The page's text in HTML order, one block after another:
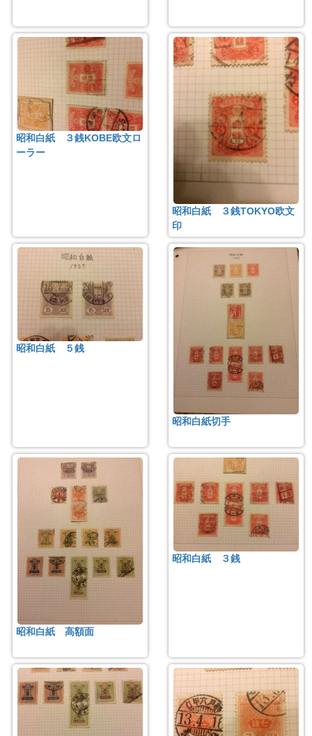
昭和白紙 ３銭KOBE欧文ロ
ーラー
昭和白紙 ３銭TOKYO欧文
印
昭和白紙 ５銭
昭和白紙切手
昭和白紙 高額面
昭和白紙 ３銭